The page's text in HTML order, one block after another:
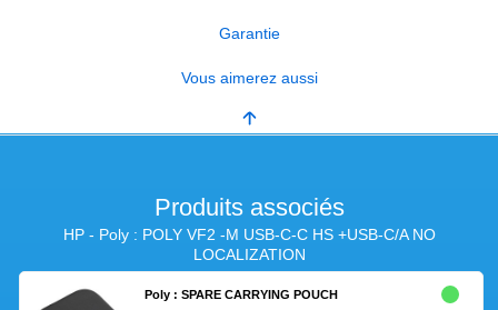
Garantie
Vous aimerez aussi
Produits associés
HP - Poly : POLY VF2 -M USB-C-C HS +USB-C/A NO
LOCALIZATION
Poly : SPARE CARRYING POUCH